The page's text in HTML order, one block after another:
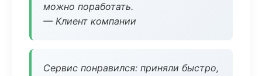
можно поработать.
— Клиент компании
Сервис понравился: приняли быстро,